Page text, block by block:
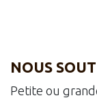
NOUS
Petite ou